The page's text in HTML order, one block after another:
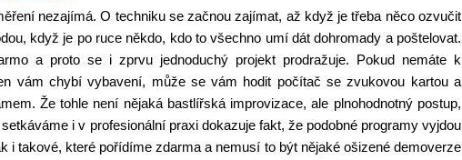
nezajímá. O techniku se začnou zajímat, až když je třeba něco ozvučit
když je po ruce někdo, kdo to všechno umí dát dohromady a poštelovat.
a proto se i zprvu jednoduchý projekt prodražuje. Pokud nemáte k
vám chybí vybavení, může se vám hodit počítač se zvukovou kartou a
Že tohle není nějaká bastlířská improvizace, ale plnohodnotný postup,
i v profesionální praxi dokazuje fakt, že podobné programy vyjdou
i takové, které pořídíme zdarma a nemusí to být nějaké ošizené demoverze